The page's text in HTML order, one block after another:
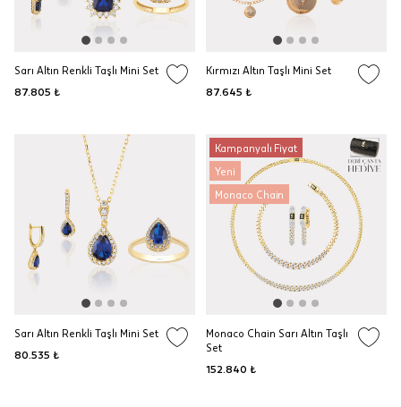
Sarı Altın Renkli Taşlı Mini Set
87.805 ₺
Kırmızı Altın Taşlı Mini Set
87.645 ₺
Sarı Altın Renkli Taşlı Mini Set
80.535 ₺
Kampanyalı Fiyat
Yeni
Monaco Chain
Monaco Chain Sarı Altın Taşlı
Set
152.840 ₺